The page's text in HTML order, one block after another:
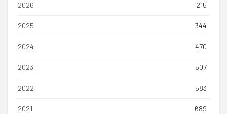
2026 215
2025 344
2024 470
2023 507
2022 583
2021 689